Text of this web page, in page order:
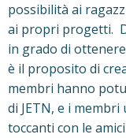
possibilità ai
ai propri progetti.
in grado di
è il proposito di
membri hanno
di JETN, e i
toccanti con le